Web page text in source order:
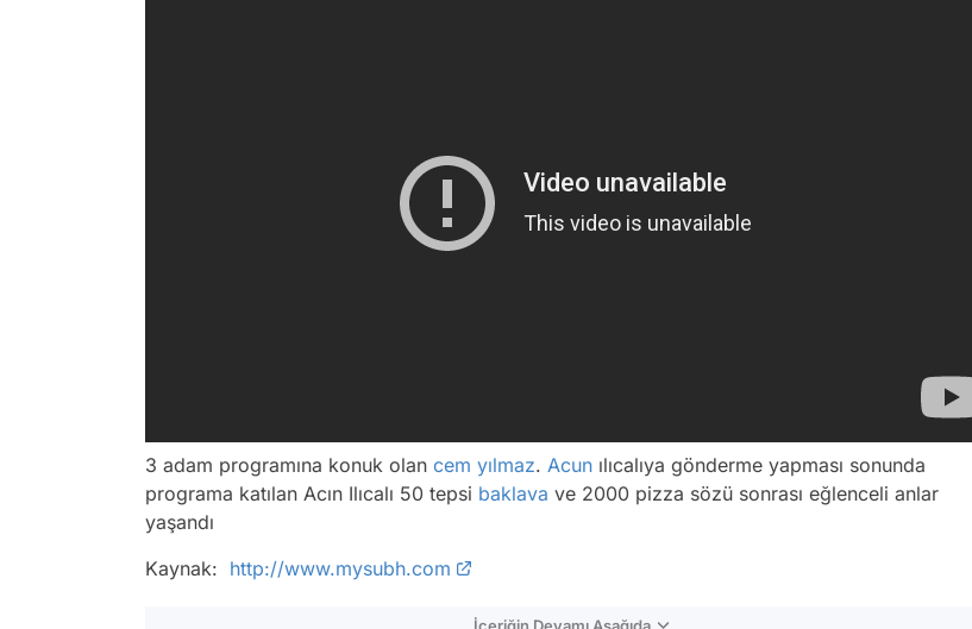
3 adam programına konuk olan cem yılmaz. Acun ılıcalıya gönderme yapması sonunda
programa katılan Acın Ilıcalı 50 tepsi baklava ve 2000 pizza sözü sonrası eğlenceli anlar
yaşandı
Kaynak: http://www.mysubh.com